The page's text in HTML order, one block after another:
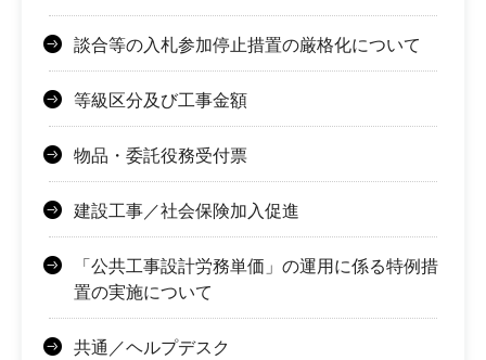
談合等の入札参加停止措置の厳格化について
等級区分及び工事金額
物品・委託役務受付票
建設工事／社会保険加入促進
「公共工事設計労務単価」の運用に係る特例措
置の実施について
共通／ヘルプデスク